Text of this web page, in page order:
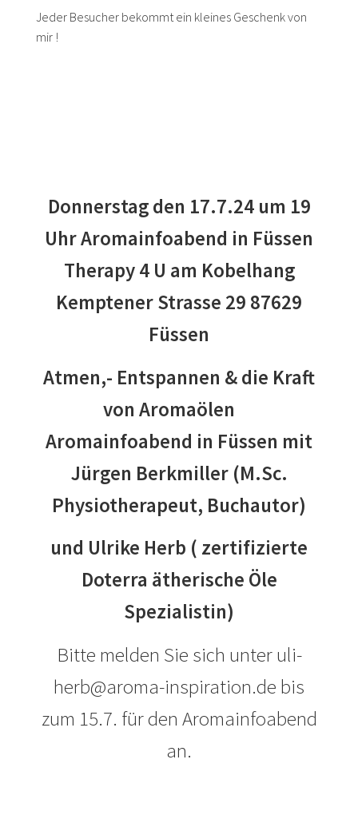
Jeder Besucher bekommt ein kleines Geschenk von
mir !
Donnerstag den 17.7.24 um 19
Uhr Aromainfoabend in Füssen
Therapy 4 U am Kobelhang
Kemptener Strasse 29 87629
Füssen
Atmen,- Entspannen & die Kraft
von Aromaölen
Aromainfoabend in Füssen mit
Jürgen Berkmiller (M.Sc.
Physiotherapeut, Buchautor)
und Ulrike Herb ( zertifizierte
Doterra ätherische Öle
Spezialistin)
Bitte melden Sie sich unter uli-
herb@aroma-inspiration.de bis
zum 15.7. für den Aromainfoabend
an.